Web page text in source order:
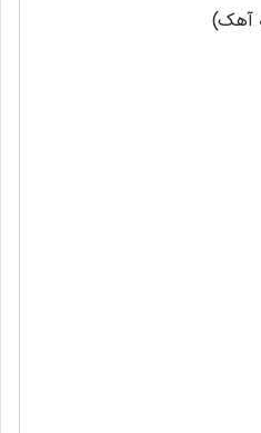
آهک)